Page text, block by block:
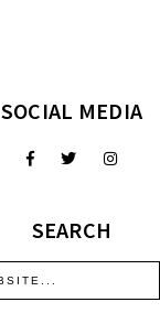
SOCIAL MEDIA
SEARCH